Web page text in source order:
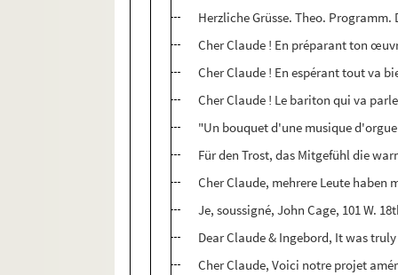
Herzliche Grüsse. Theo.
Cher Claude ! En préparant ton
Cher Claude ! En espérant tout va
Cher Claude ! Le bariton qui va
"Un bouquet d'une musique
Für den Trost, das Mitgefühl die
Cher Claude, mehrere Leute haben
Je, soussigné, John Cage, 101 W.
Dear Claude & Ingebord, It was
Cher Claude, Voici notre projet